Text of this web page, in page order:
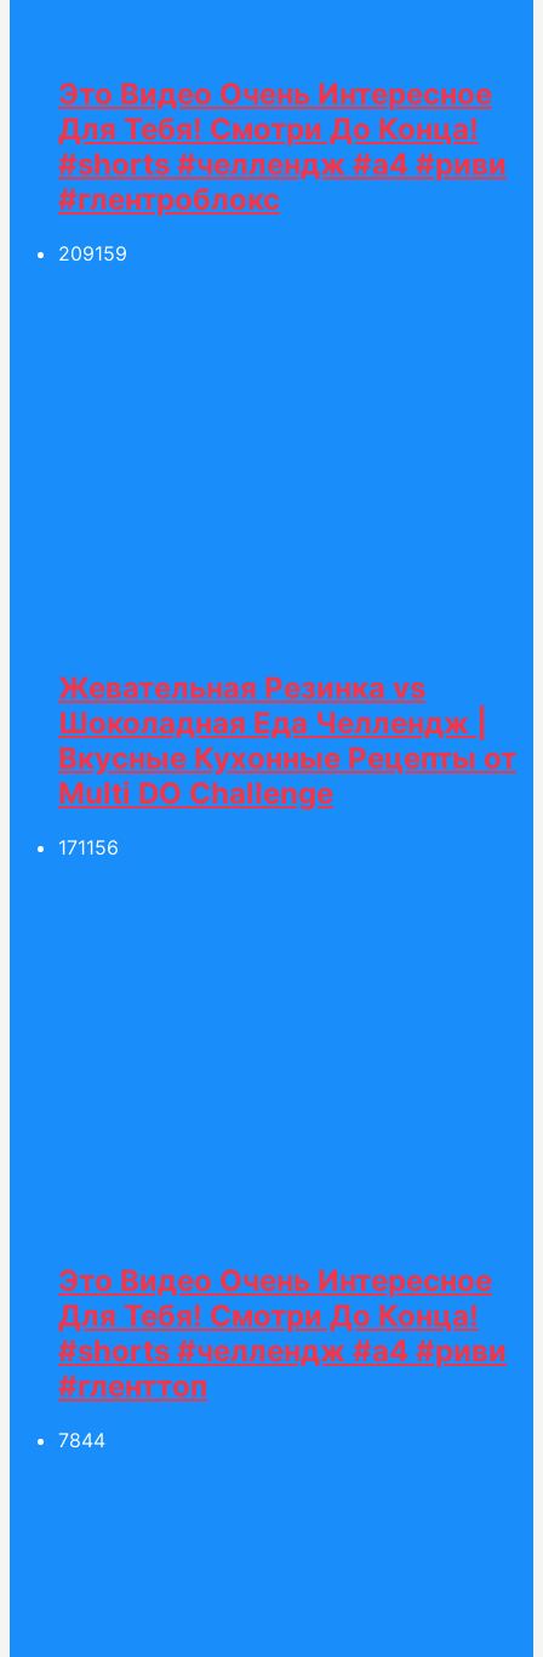
Это Видео Очень Интересное
Для Тебя! Смотри До Конца!
#shorts #челлендж #а4 #риви
#глентроблокс
209159
Жевательная Резинка vs
Шоколадная Еда Челлендж |
Вкусные Кухонные Рецепты от
Multi DO Challenge
171156
Это Видео Очень Интересное
Для Тебя! Смотри До Конца!
#shorts #челлендж #а4 #риви
#гленттоп
7844